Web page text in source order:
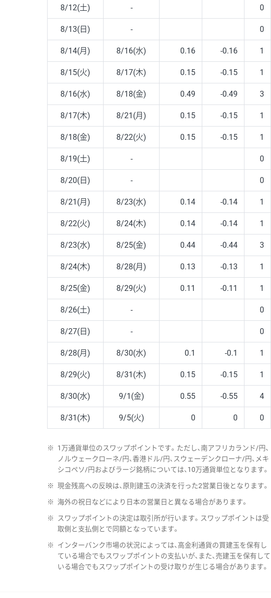
8/12(土) - 0
8/13(日) - 0
8/14(月) 8/16(水) 0.16 -0.16 1
8/15(火) 8/17(木) 0.15 -0.15 1
8/16(水) 8/18(金) 0.49 -0.49 3
8/17(木) 8/21(月) 0.15 -0.15 1
8/18(金) 8/22(火) 0.15 -0.15 1
8/19(土) - 0
8/20(日) - 0
8/21(月) 8/23(水) 0.14 -0.14 1
8/22(火) 8/24(木) 0.14 -0.14 1
8/23(水) 8/25(金) 0.44 -0.44 3
8/24(木) 8/28(月) 0.13 -0.13 1
8/25(金) 8/29(火) 0.11 -0.11 1
8/26(土) - 0
8/27(日) - 0
8/28(月) 8/30(水) 0.1 -0.1 1
8/29(火) 8/31(木) 0.15 -0.15 1
8/30(水) 9/1(金) 0.55 -0.55 4
8/31(木) 9/5(火) 0 0 0
※
1万通貨単位のスワップポイントです。ただし、南アフリカランド/円、
ノルウェークローネ/円、香港ドル/円、スウェーデンクローナ/円、メキ
シコペソ/円およびラージ銘柄については、10万通貨単位となります。
※ 現金残高への反映は、原則建玉の決済を行った2営業日後となります。
※ 海外の祝日などにより日本の営業日と異なる場合があります。
※
スワップポイントの決定は取引所が行います。スワップポイントは受
取側と支払側とで同額となっています。
※
インターバンク市場の状況によっては、高金利通貨の買建玉を保有し
ている場合でもスワップポイントの支払いが、また、売建玉を保有して
いる場合でもスワップポイントの受け取りが生じる場合があります。